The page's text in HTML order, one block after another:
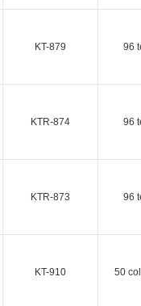
KT-879 96
KTR-874 96
KTR-873 96
KT-910 50